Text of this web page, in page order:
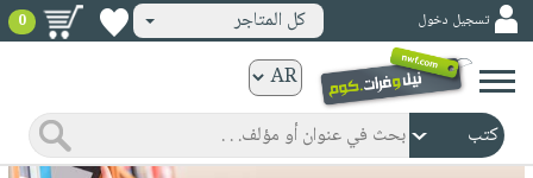
ورقية
المواضيع
تسجيل دخول كل المتاجر 0